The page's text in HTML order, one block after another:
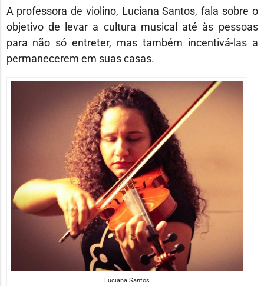
A professora de violino, Luciana Santos, fala sobre o
objetivo de levar a cultura musical até às pessoas
para não só entreter, mas também incentivá-las a
permanecerem em suas casas.
Luciana Santos